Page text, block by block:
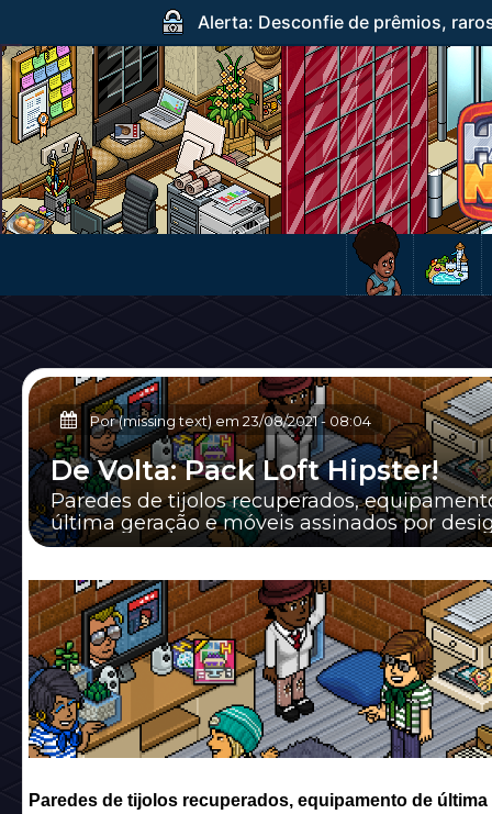
Alerta: Desconfie de prêmios,
Por (missing text) em 23/08/2021- 08:04
De Volta: Pack Loft Hipster!
Paredes de tijolos recuperados,
última geração e móveis assinados por
nórdicos - o que mais você quer?
Paredes de tijolos recuperados, equipamento de última